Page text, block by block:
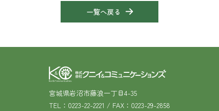
一覧へ戻る
宮城県岩沼市藤浪一丁目4-35
TEL：0223-22-2221 / FAX：0223-29-2858